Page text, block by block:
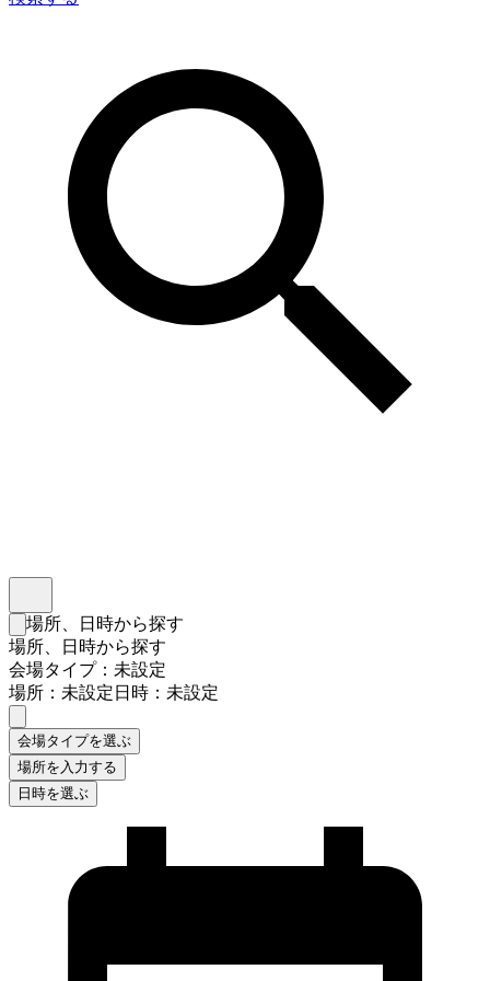
検索フォームを閉じる
場所、日時から探す
場所、日時から探す
会場タイプ：未設定
場所：未設定日時：未設定
会場タイプを選ぶ
場所を入力する
日時を選ぶ